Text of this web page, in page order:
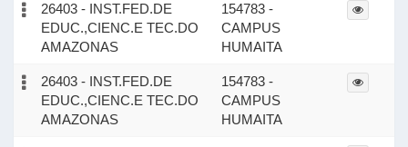
26403 - INST.FED.DE
EDUC.,CIENC.E TEC.DO
AMAZONAS
154783 -
CAMPUS
HUMAITA
26403 - INST.FED.DE
EDUC.,CIENC.E TEC.DO
AMAZONAS
154783 -
CAMPUS
HUMAITA